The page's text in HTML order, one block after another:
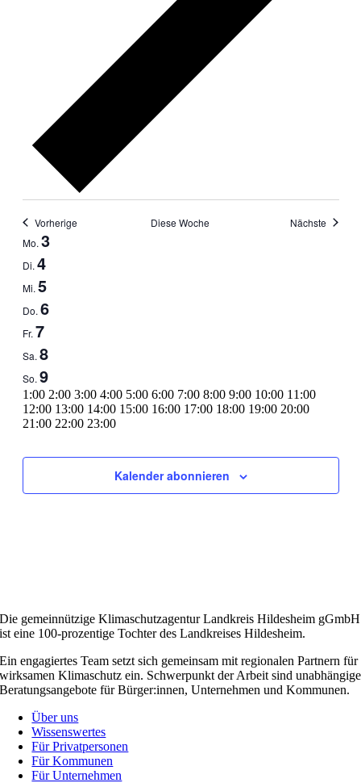
Vorherige Diese Woche Nächste
Woche
von
Veranstaltungen
Mo. 3
Di. 4
Mi. 5
Do. 6
Fr. 7
Sa. 8
So. 9
0:00
1:00 2:00 3:00 4:00 5:00 6:00 7:00 8:00 9:00 10:00 11:00
12:00 13:00 14:00 15:00 16:00 17:00 18:00 19:00 20:00
21:00 22:00 23:000:00
August
2026
Tag.
August
2026
Tag.
August
2026
Tag.
August
2026
Tag.
August
2026
Tag.
August
2026
Tag.
August
2026
Tag.
Kalender abonnieren
Die gemeinnützige Klimaschutzagentur Landkreis Hildesheim gGmbH
ist eine 100-prozentige Tochter des Landkreises Hildesheim.
Ein engagiertes Team setzt sich gemeinsam mit regionalen Partnern für
wirksamen Klimaschutz ein. Schwerpunkt der Arbeit sind unabhängige
Beratungsangebote für Bürger:innen, Unternehmen und Kommunen.
Über uns
Wissenswertes
Für Privatpersonen
Für Kommunen
Für Unternehmen